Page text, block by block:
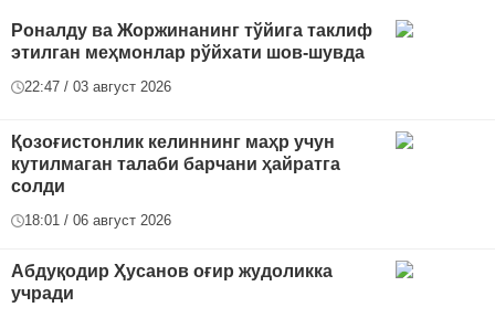
Роналду ва Жоржинанинг тўйига таклиф
этилган меҳмонлар рўйхати шов-шувда
22:47 / 03 август 2026
Қозоғистонлик келиннинг маҳр учун
кутилмаган талаби барчани ҳайратга
солди
18:01 / 06 август 2026
Абдуқодир Ҳусанов оғир жудоликка
учради